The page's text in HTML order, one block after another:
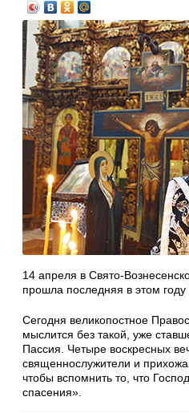
14 апреля в Свято-
прошла последняя в этом году
Сегодня великопостное
мыслится без такой, уже
Пассия. Четыре воскресных
священнослужители и
чтобы вспомнить то, что
спасения».